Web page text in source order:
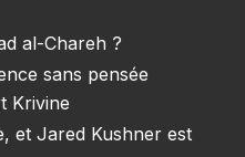
al-Chareh ?
sans pensée
Krivine
et Jared Kushner est